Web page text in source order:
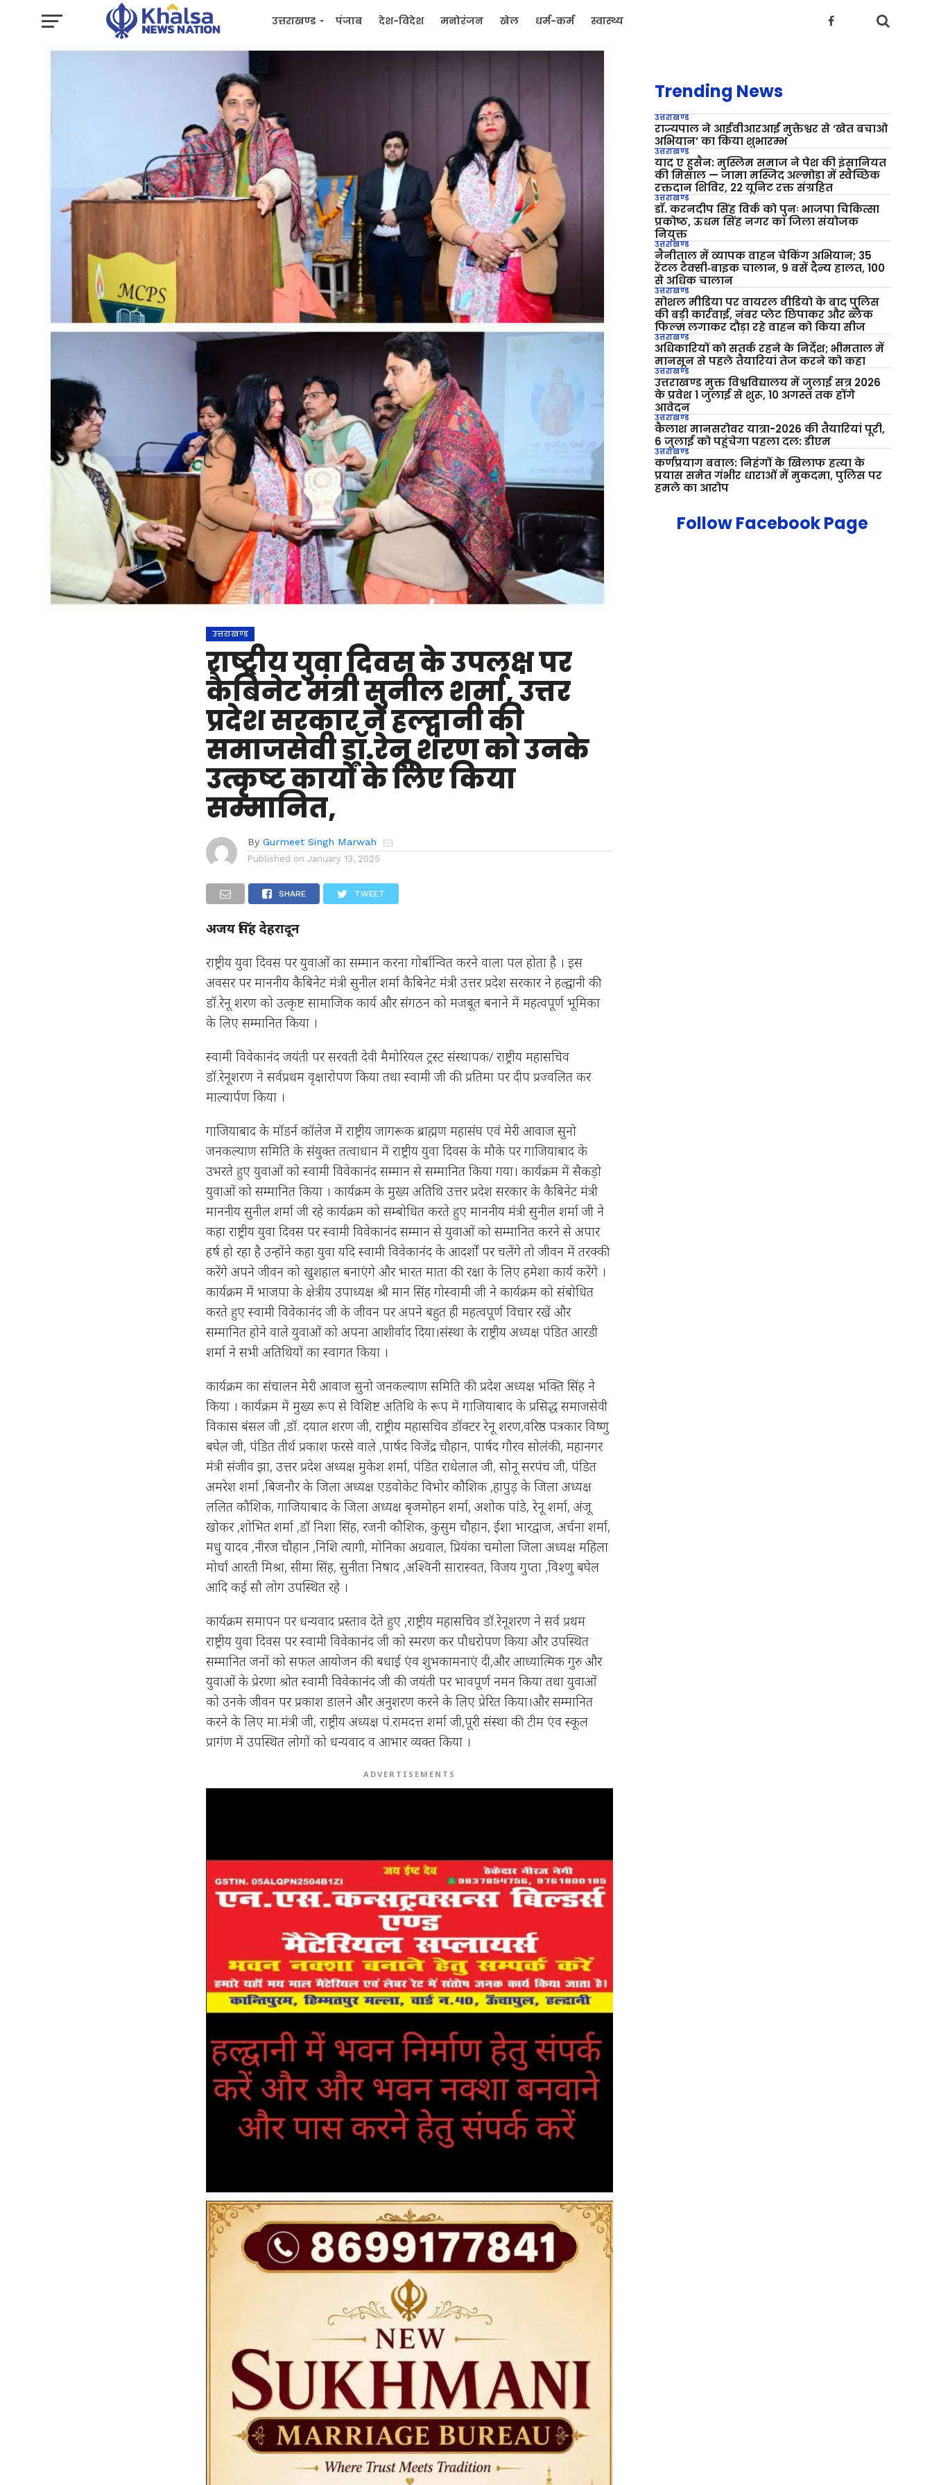
उत्तराखण्ड पंजाब देश-विदेश मनोरंजन खेल धर्म-कर्म स्वास्थ्य
उत्तराखण्ड
राष्ट्रीय युवा दिवस के उपलक्ष पर
कैबिनेट मंत्री सुनील शर्मा, उत्तर
प्रदेश सरकार ने हल्द्वानी की
समाजसेवी डॉ.रेनू शरण को उनके
उत्कृष्ट कार्यों के लिए किया
सम्मानित,
By Gurmeet Singh Marwah
Published on January 13, 2025
SHARE TWEET
अजय सिंह देहरादून
राष्ट्रीय युवा दिवस पर युवाओं का सम्मान करना गोर्बान्वित करने वाला पल होता है । इस
अवसर पर माननीय कैबिनेट मंत्री सुनील शर्मा कैबिनेट मंत्री उत्तर प्रदेश सरकार ने हल्द्वानी की
डॉ.रेनू शरण को उत्कृष्ट सामाजिक कार्य और संगठन को मजबूत बनाने में महत्वपूर्ण भूमिका
के लिए सम्मानित किया ।
स्वामी विवेकानंद जयंती पर सरवती देवी मैमोरियल ट्रस्ट संस्थापक/ राष्ट्रीय महासचिव
डॉ.रेनूशरण ने सर्वप्रथम वृक्षारोपण किया तथा स्वामी जी की प्रतिमा पर दीप प्रज्वलित कर
माल्यार्पण किया ।
गाजियाबाद के मॉडर्न कॉलेज में राष्ट्रीय जागरूक ब्राह्मण महासंघ एवं मेरी आवाज सुनो
जनकल्याण समिति के संयुक्त तत्वाधान में राष्ट्रीय युवा दिवस के मौके पर गाजियाबाद के
उभरते हुए युवाओं को स्वामी विवेकानंद सम्मान से सम्मानित किया गया। कार्यक्रम में सैकड़ो
युवाओं को सम्मानित किया । कार्यक्रम के मुख्य अतिथि उत्तर प्रदेश सरकार के कैबिनेट मंत्री
माननीय सुनील शर्मा जी रहे कार्यक्रम को सम्बोधित करते हुए माननीय मंत्री सुनील शर्मा जी ने
कहा राष्ट्रीय युवा दिवस पर स्वामी विवेकानंद सम्मान से युवाओं को सम्मानित करने से अपार
हर्ष हो रहा है उन्होंने कहा युवा यदि स्वामी विवेकानंद के आदर्शों पर चलेंगे तो जीवन में तरक्की
करेंगे अपने जीवन को खुशहाल बनाएंगे और भारत माता की रक्षा के लिए हमेशा कार्य करेंगे ।
कार्यक्रम में भाजपा के क्षेत्रीय उपाध्यक्ष श्री मान सिंह गोस्वामी जी ने कार्यक्रम को संबोधित
करते हुए स्वामी विवेकानंद जी के जीवन पर अपने बहुत ही महत्वपूर्ण विचार रखें और
सम्मानित होने वाले युवाओं को अपना आशीर्वाद दिया।संस्था के राष्ट्रीय अध्यक्ष पंडित आरडी
शर्मा ने सभी अतिथियों का स्वागत किया ।
कार्यक्रम का संचालन मेरी आवाज सुनो जनकल्याण समिति की प्रदेश अध्यक्ष भक्ति सिंह ने
किया । कार्यक्रम में मुख्य रूप से विशिष्ट अतिथि के रूप में गाजियाबाद के प्रसिद्ध समाजसेवी
विकास बंसल जी ,डॉ. दयाल शरण जी, राष्ट्रीय महासचिव डॉक्टर रेनू शरण,वरिष्ठ पत्रकार विष्णु
बघेल जी, पंडित तीर्थ प्रकाश फरसे वाले ,पार्षद विजेंद्र चौहान, पार्षद गौरव सोलंकी, महानगर
मंत्री संजीव झा, उत्तर प्रदेश अध्यक्ष मुकेश शर्मा, पंडित राधेलाल जी, सोनू सरपंच जी, पंडित
अमरेश शर्मा ,बिजनौर के जिला अध्यक्ष एडवोकेट विभोर कौशिक ,हापुड़ के जिला अध्यक्ष
ललित कौशिक, गाजियाबाद के जिला अध्यक्ष बृजमोहन शर्मा, अशोक पांडे, रेनू शर्मा, अंजू
खोकर ,शोभित शर्मा ,डॉ निशा सिंह, रजनी कौशिक, कुसुम चौहान, ईशा भारद्वाज, अर्चना शर्मा,
मधु यादव ,नीरज चौहान ,निशि त्यागी, मोनिका अग्रवाल, प्रियंका चमोला जिला अध्यक्ष महिला
मोर्चा आरती मिश्रा, सीमा सिंह, सुनीता निषाद ,अश्विनी सारास्वत, विजय गुप्ता ,विश्णु बघेल
आदि कई सौ लोग उपस्थित रहे ।
कार्यक्रम समापन पर धन्यवाद प्रस्ताव देते हुए ,राष्ट्रीय महासचिव डॉ.रेनूशरण ने सर्व प्रथम
राष्ट्रीय युवा दिवस पर स्वामी विवेकानंद जी को स्मरण कर पौधरोपण किया और उपस्थित
सम्मानित जनों को सफल आयोजन की बधाई एंव शुभकामनाएं दी,और आध्यात्मिक गुरु और
युवाओं के प्रेरणा श्रोत स्वामी विवेकानंद जी की जयंती पर भावपूर्ण नमन किया तथा युवाओं
को उनके जीवन पर प्रकाश डालने और अनुशरण करने के लिए प्रेरित किया।और सम्मानित
करने के लिए मा.मंत्री जी, राष्ट्रीय अध्यक्ष पं.रामदत्त शर्मा जी,पूरी संस्था की टीम एंव स्कूल
प्रागंण में उपस्थित लोगों को धन्यवाद व आभार व्यक्त किया ।
ADVERTISEMENTS
Trending News
उत्तराखण्ड
राज्यपाल ने आईवीआरआई मुक्तेश्वर से ‘खेत बचाओ
अभियान’ का किया शुभारम्भ
उत्तराखण्ड
याद ए हुसैन: मुस्लिम समाज ने पेश की इंसानियत
की मिसाल — जामा मस्जिद अल्मोड़ा में स्वैच्छिक
रक्तदान शिविर, 22 यूनिट रक्त संग्रहित
उत्तराखण्ड
डॉ. करनदीप सिंह विर्क को पुनः भाजपा चिकित्सा
प्रकोष्ठ, ऊधम सिंह नगर का जिला संयोजक
नियुक्त
उत्तराखण्ड
नैनीताल में व्यापक वाहन चेकिंग अभियान; 35
रेंटल टैक्सी‑बाइक चालान, 9 बसें दैन्य हालत, 100
से अधिक चालान
उत्तराखण्ड
सोशल मीडिया पर वायरल वीडियो के बाद पुलिस
की बड़ी कार्रवाई, नंबर प्लेट छिपाकर और ब्लैक
फिल्म लगाकर दौड़ा रहे वाहन को किया सीज
उत्तराखण्ड
अधिकारियों को सतर्क रहने के निर्देश; भीमताल में
मानसून से पहले तैयारियां तेज करने को कहा
उत्तराखण्ड
उत्तराखण्ड मुक्त विश्वविद्यालय में जुलाई सत्र 2026
के प्रवेश 1 जुलाई से शुरू, 10 अगस्त तक होंगे
आवेदन
उत्तराखण्ड
कैलाश मानसरोवर यात्रा-2026 की तैयारियां पूरी,
6 जुलाई को पहुंचेगा पहला दल: डीएम
उत्तराखण्ड
कर्णप्रयाग बवाल: निहंगों के खिलाफ हत्या के
प्रयास समेत गंभीर धाराओं में मुकदमा, पुलिस पर
हमले का आरोप
Follow Facebook Page